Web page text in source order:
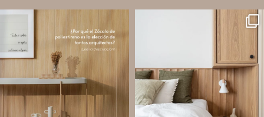
Los Zócalos de poliestireno ganaron
protagonismo en la arquitectura porque
combinan estética, practicidad y
desempeño en un solo producto.
...
tradicional? ¡Los Revestimientos de
pared Santa Luzia pueden ser la
Líneas como Waves, Gizé y...
Jul 14
1 0